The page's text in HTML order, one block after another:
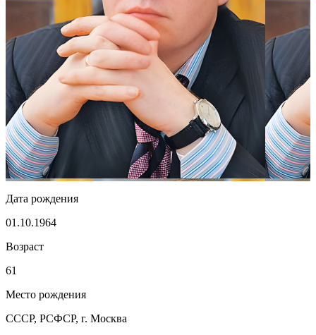
Дата рождения
01.10.1964
Возраст
61
Место рождения
СССР, РСФСР, г. Москва